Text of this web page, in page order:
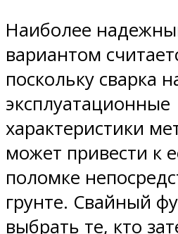
Наиболее
вариантом
поскольку сварка
эксплуатационные
характеристики
может привести к
поломке
грунте. Свайный
выбрать те, кто